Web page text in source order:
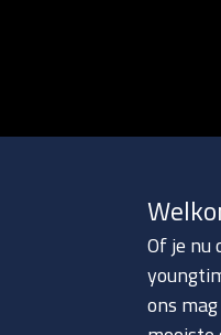
Of je nu
ons